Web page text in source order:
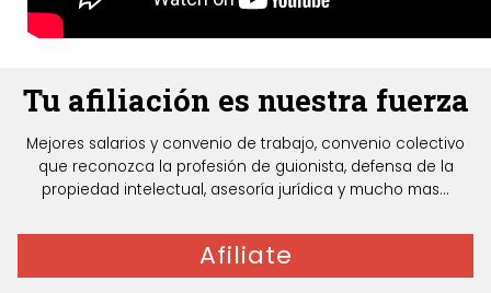
Tu afiliación es nuestra fuerza
Mejores salarios y convenio de trabajo, convenio colectivo
que reconozca la profesión de guionista, defensa de la
propiedad intelectual, asesoría jurídica y mucho mas...
Afiliate